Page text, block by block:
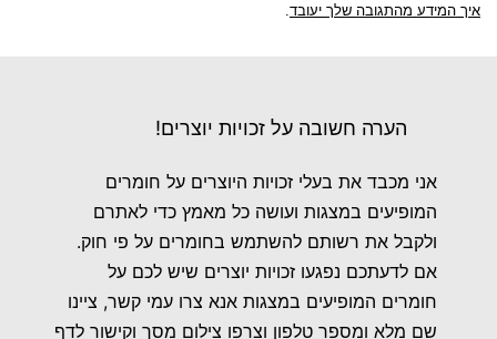
איך המידע מהתגובה שלך יעובד
הערה חשובה על זכויות יוצרים!
אני מכבד את בעלי זכויות היוצרים על חומרים
המופיעים במצגות ועושה כל מאמץ כדי לאתרם
ולקבל את רשותם להשתמש בחומרים על פי חוק.
אם לדעתכם נפגעו זכויות יוצרים שיש לכם על
חומרים המופיעים במצגות אנא צרו עמי קשר, ציינו
שם מלא ומספר טלפון וצרפו צילום מסך וקישור לדף